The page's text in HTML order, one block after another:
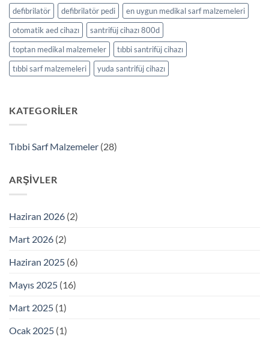
defibrilatör defibrilatör pedi
en uygun medikal sarf malzemeleri
otomatik aed cihazı
santrifüj cihazı 800d
toptan medikal malzemeler
tıbbi santrifüj cihazı
tıbbi sarf malzemeleri
yuda santrifüj cihazı
KATEGORILER
Tıbbi Sarf Malzemeler (28)
ARŞIVLER
Haziran 2026 (2)
Mart 2026 (2)
Haziran 2025 (6)
Mayıs 2025 (16)
Mart 2025 (1)
Ocak 2025 (1)